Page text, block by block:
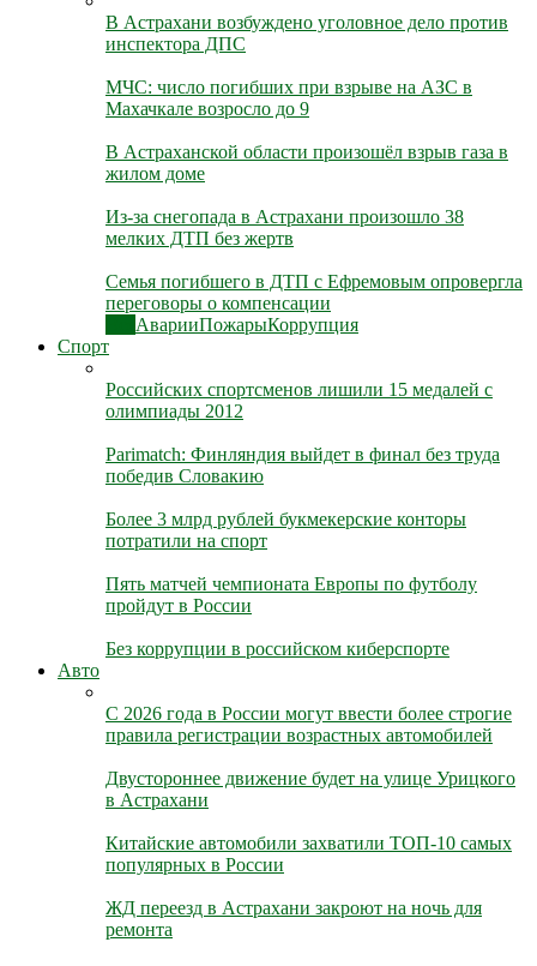
В Астрахани возбуждено уголовное дело против
инспектора ДПС
МЧС: число погибших при взрыве на АЗС в
Махачкале возросло до 9
В Астраханской области произошёл взрыв газа в
жилом доме
Из-за снегопада в Астрахани произошло 38
мелких ДТП без жертв
Семья погибшего в ДТП с Ефремовым опровергла
переговоры о компенсации
АварииПожарыКоррупция
Спорт
Российских спортсменов лишили 15 медалей с
олимпиады 2012
Parimatch: Финляндия выйдет в финал без труда
победив Словакию
Более 3 млрд рублей букмекерские конторы
потратили на спорт
Пять матчей чемпионата Европы по футболу
пройдут в России
Без коррупции в российском киберспорте
Авто
С 2026 года в России могут ввести более строгие
правила регистрации возрастных автомобилей
Двустороннее движение будет на улице Урицкого
в Астрахани
Китайские автомобили захватили ТОП-10 самых
популярных в России
ЖД переезд в Астрахани закроют на ночь для
ремонта